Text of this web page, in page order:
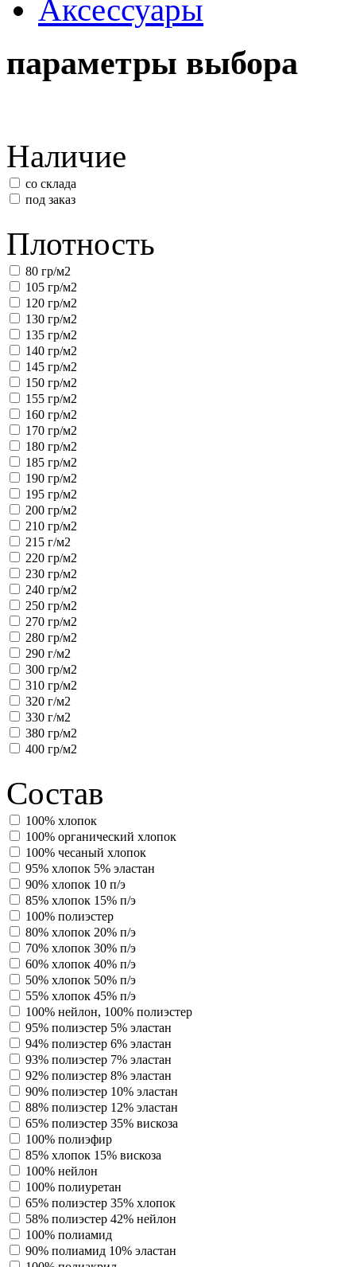
Аксессуары
параметры выбора
Наличие
со склада
под заказ
Плотность
80 гр/м2
105 гр/м2
120 гр/м2
130 гр/м2
135 гр/м2
140 гр/м2
145 гр/м2
150 гр/м2
155 гр/м2
160 гр/м2
170 гр/м2
180 гр/м2
185 гр/м2
190 гр/м2
195 гр/м2
200 гр/м2
210 гр/м2
215 г/м2
220 гр/м2
230 гр/м2
240 гр/м2
250 гр/м2
270 гр/м2
280 гр/м2
290 г/м2
300 гр/м2
310 гр/м2
320 г/м2
330 г/м2
380 гр/м2
400 гр/м2
Состав
100% хлопок
100% органический хлопок
100% чесаный хлопок
95% хлопок 5% эластан
90% хлопок 10 п/э
85% хлопок 15% п/э
100% полиэстер
80% хлопок 20% п/э
70% хлопок 30% п/э
60% хлопок 40% п/э
50% хлопок 50% п/э
55% хлопок 45% п/э
100% нейлон, 100% полиэстер
95% полиэстер 5% эластан
94% полиэстер 6% эластан
93% полиэстер 7% эластан
92% полиэстер 8% эластан
90% полиэстер 10% эластан
88% полиэстер 12% эластан
65% полиэстер 35% вискоза
100% полиэфир
85% хлопок 15% вискоза
100% нейлон
100% полиуретан
65% полиэстер 35% хлопок
58% полиэстер 42% нейлон
100% полиамид
90% полиамид 10% эластан